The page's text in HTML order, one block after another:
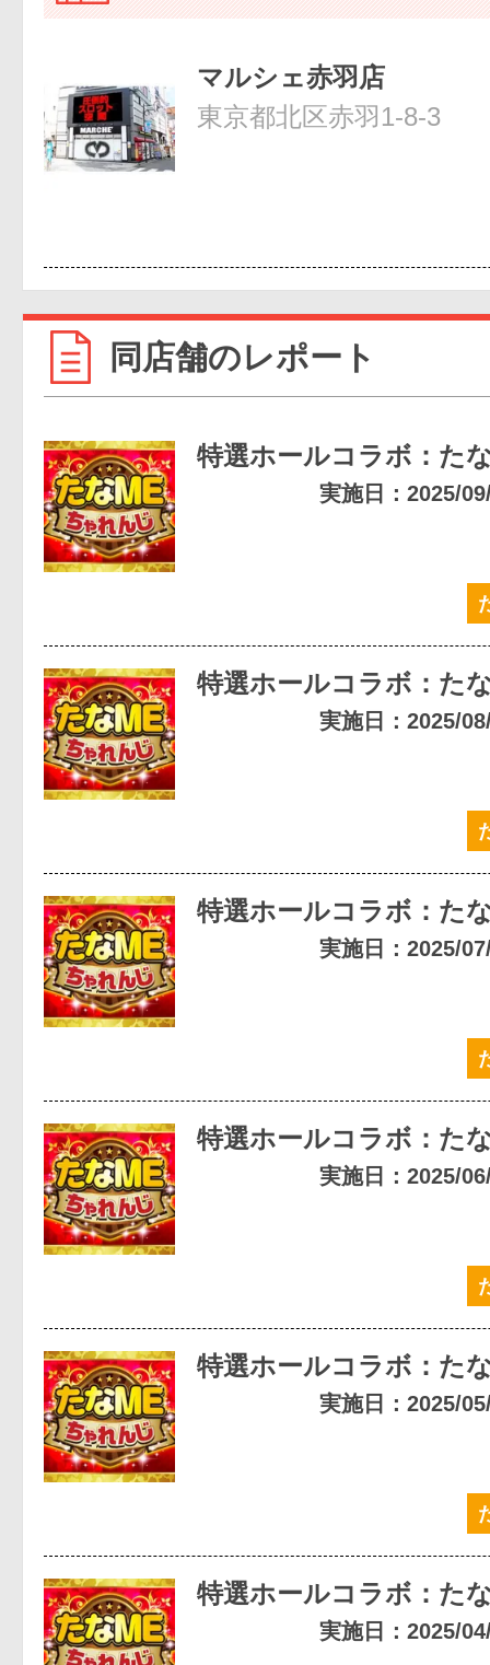
マルシェ赤羽店
東京都北区赤羽1-8-3
同店舗のレポート
特選ホールコラボ：た
実施日：2025/
特選ホールコラボ：た
実施日：2025/
特選ホールコラボ：た
実施日：2025/
特選ホールコラボ：た
実施日：2025/
特選ホールコラボ：た
実施日：2025/
特選ホールコラボ：た
実施日：2025/